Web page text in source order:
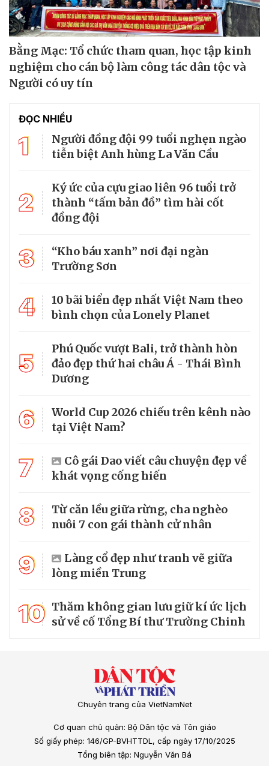
Bằng Mạc: Tổ chức tham quan, học tập kinh
nghiệm cho cán bộ làm công tác dân tộc và
Người có uy tín
ĐỌC NHIỀU
1
Người đồng đội 99 tuổi nghẹn ngào
tiễn biệt Anh hùng La Văn Cầu
2
Ký ức của cựu giao liên 96 tuổi trở
thành “tấm bản đồ” tìm hài cốt
đồng đội
3
“Kho báu xanh” nơi đại ngàn
Trường Sơn
4
10 bãi biển đẹp nhất Việt Nam theo
bình chọn của Lonely Planet
5
Phú Quốc vượt Bali, trở thành hòn
đảo đẹp thứ hai châu Á - Thái Bình
Dương
6
World Cup 2026 chiếu trên kênh nào
tại Việt Nam?
7
Cô gái Dao viết câu chuyện đẹp về
khát vọng cống hiến
8
Từ căn lều giữa rừng, cha nghèo
nuôi 7 con gái thành cử nhân
9
Làng cổ đẹp như tranh vẽ giữa
lòng miền Trung
10 Thăm không gian lưu giữ kí ức lịch
sử về cố Tổng Bí thư Trường Chinh
Chuyên trang của VietNamNet
Cơ quan chủ quản: Bộ Dân tộc và Tôn giáo
Số giấy phép: 146/GP-BVHTTDL, cấp ngày 17/10/2025
Tổng biên tập: Nguyễn Văn Bá